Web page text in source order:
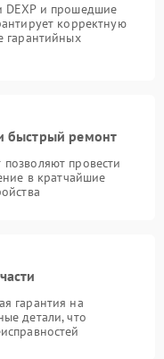
DEXP и прошедшие
корректную
гарантийных
быстрый ремонт
провести
в кратчайшие
гарантия на
детали, что